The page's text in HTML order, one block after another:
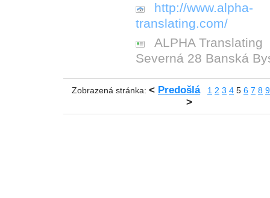
http://www.alpha-
translating.com/
ALPHA Translating
Severná 28 Banská
Zobrazená stránka: < Predošlá 1 2 3 4 5 6 7 8 9
>